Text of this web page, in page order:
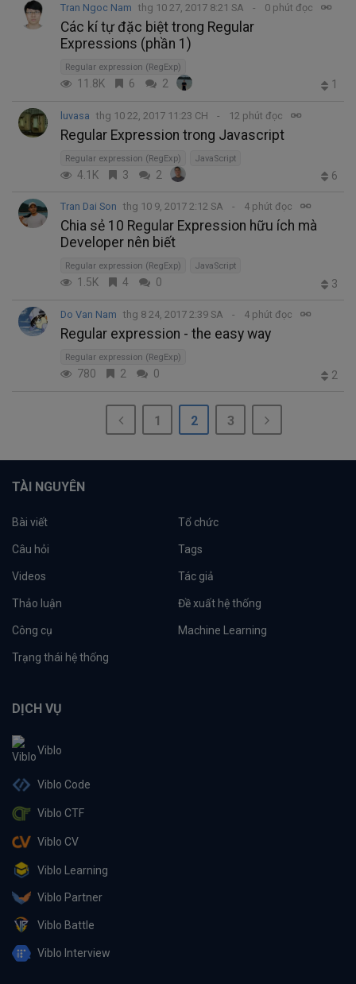
Tran Ngoc Nam thg 10 27, 2017 8:21 SA 0 phút đọc
Các kí tự đặc biệt trong Regular
Expressions (phần 1)
Regular expression (RegExp)
11.8K 6 2 1
luvasa thg 10 22, 2017 11:23 CH 12 phút đọc
Regular Expression trong Javascript
Regular expression (RegExp) JavaScript
4.1K 3 2 6
Tran Dai Son thg 10 9, 2017 2:12 SA 4 phút đọc
Chia sẻ 10 Regular Expression hữu ích mà
Developer nên biết
Regular expression (RegExp) JavaScript
1.5K 4 0 3
Do Van Nam thg 8 24, 2017 2:39 SA 4 phút đọc
Regular expression - the easy way
Regular expression (RegExp)
780 2 0 2
1 2 3
TÀI NGUYÊN
Bài viết Tổ chức
Câu hỏi Tags
Videos Tác giả
Thảo luận Đề xuất hệ thống
Công cụ Machine Learning
Trạng thái hệ thống
DỊCH VỤ
Viblo
Viblo Code
Viblo CTF
Viblo CV
Viblo Learning
Viblo Partner
Viblo Battle
Viblo Interview